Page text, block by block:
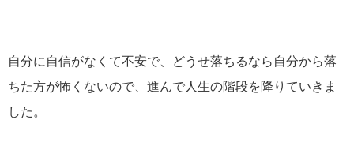
自分に自信がなくて不安で、どうせ落ちるなら自分から落
ちた方が怖くないので、進んで人生の階段を降りていきま
した。